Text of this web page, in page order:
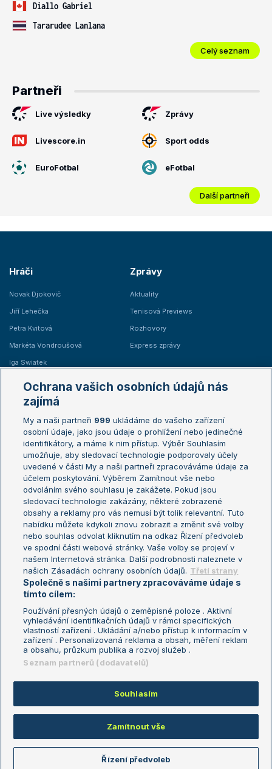
Diallo Gabriel
Tararudee Lanlana
Celý seznam
Partneři
Live výsledky Zprávy
Livescore.in Sport odds
EuroFotbal eFotbal
Další partneři
Hráči
Novak Djokovič
Jiří Lehečka
Petra Kvitová
Markéta Vondroušová
Iga Swiatek
Zprávy
Aktuality
Tenisová Previews
Rozhovory
Express zprávy
Žebříčky
Žebříček ATP (muži)
Žebříček WTA (ženy)
Sázkařský žebříček
Australian Open
French Open
Wimbledon
US Open
Turnaj mistrů
Turnaj mistryň
Aktualní trendy
Fotbalové přestupy
Livesport Daily
LS Prague Open
Podmínky užití
Nastavení soukromí
GDPR a žurnalistika
Reklama
Kontakt
Informace o zpracování osobních
údajů
Copyright © 2008-2026 TenisPortal.cz. Využíváme zpravodajství ČTK.
Ochrana vašich osobních údajů nás
zajímá
My a naši partneři 999 ukládáme do vašeho zařízení
osobní údaje, jako jsou údaje o prohlížení nebo jedinečné
identifikátory, a máme k nim přístup. Výběr Souhlasím
umožňuje, aby sledovací technologie podporovaly účely
uvedené v části My a naši partneři zpracováváme údaje za
účelem poskytování. Výběrem Zamítnout vše nebo
odvoláním svého souhlasu je zakážete. Pokud jsou
sledovací technologie zakázány, některé zobrazené
obsahy a reklamy pro vás nemusí být tolik relevantní. Tuto
nabídku můžete kdykoli znovu zobrazit a změnit své volby
nebo souhlas odvolat kliknutím na odkaz Řízení předvoleb
ve spodní části webové stránky. Vaše volby se projeví v
našem Internetová stránka. Další podrobnosti naleznete v
našich Zásadách ochrany osobních údajů. Třetí strany
Společně s našimi partnery zpracováváme údaje s
tímto cílem:
Používání přesných údajů o zeměpisné poloze . Aktivní
vyhledávání identifikačních údajů v rámci specifických
vlastností zařízení . Ukládání a/nebo přístup k informacím v
zařízení . Personalizovaná reklama a obsah, měření reklam
a obsahu, průzkum publika a rozvoj služeb .
Seznam partnerů (dodavatelů)
Souhlasím
Zamítnout vše
Řízení předvoleb